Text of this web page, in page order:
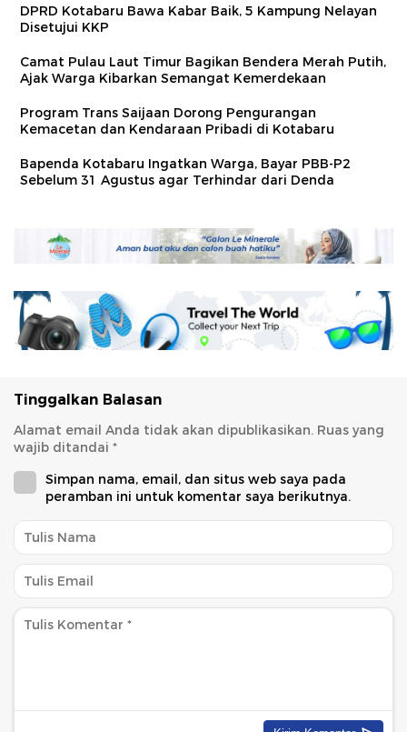
DPRD Kotabaru Bawa Kabar Baik, 5 Kampung Nelayan
Disetujui KKP
Camat Pulau Laut Timur Bagikan Bendera Merah Putih,
Ajak Warga Kibarkan Semangat Kemerdekaan
Program Trans Saijaan Dorong Pengurangan
Kemacetan dan Kendaraan Pribadi di Kotabaru
Bapenda Kotabaru Ingatkan Warga, Bayar PBB-P2
Sebelum 31 Agustus agar Terhindar dari Denda
Tinggalkan Balasan
Alamat email Anda tidak akan dipublikasikan. Ruas yang
wajib ditandai *
Simpan nama, email, dan situs web saya pada
peramban ini untuk komentar saya berikutnya.